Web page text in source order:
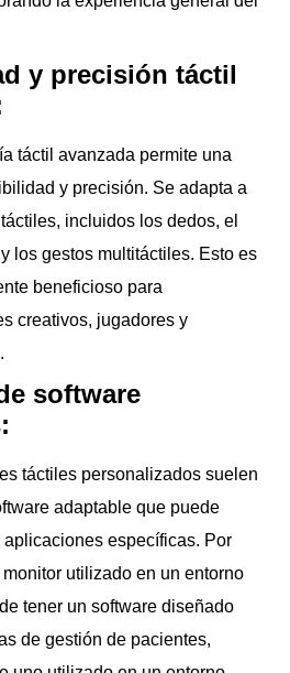
y precisión táctil
táctil avanzada permite una
y precisión. Se adapta a
incluidos los dedos, el
los gestos multitáctiles. Esto es
beneficioso para
creativos, jugadores y
software
táctiles personalizados suelen
adaptable que puede
aplicaciones específicas. Por
utilizado en un entorno
tener un software diseñado
de gestión de pacientes,